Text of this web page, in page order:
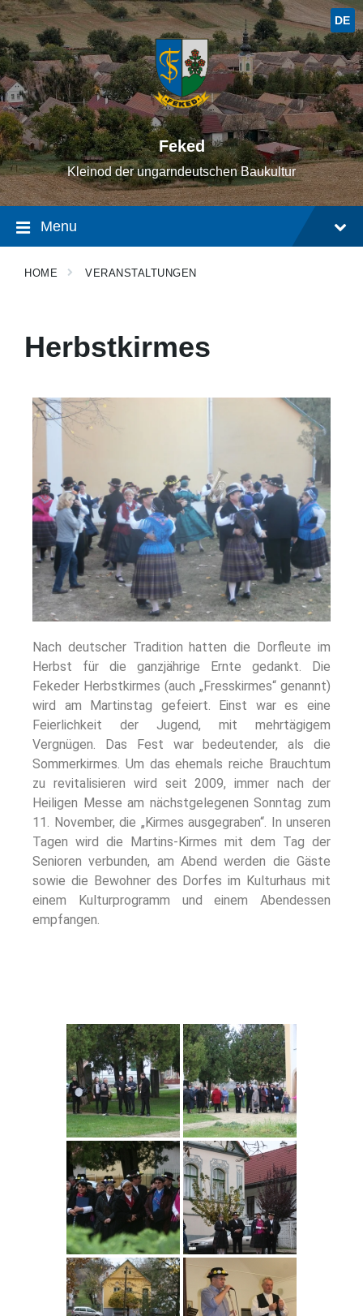
DE
Feked
Kleinod der ungarndeutschen Baukultur
Menu
HOME VERANSTALTUNGEN
Herbstkirmes
Nach deutscher Tradition hatten die Dorfleute im
Herbst für die ganzjährige Ernte gedankt. Die
Fekeder Herbstkirmes (auch „Fresskirmes“ genannt)
wird am Martinstag gefeiert. Einst war es eine
Feierlichkeit der Jugend, mit mehrtägigem
Vergnügen. Das Fest war bedeutender, als die
Sommerkirmes. Um das ehemals reiche Brauchtum
zu revitalisieren wird seit 2009, immer nach der
Heiligen Messe am nächstgelegenen Sonntag zum
11. November, die „Kirmes ausgegraben“. In unseren
Tagen wird die Martins-Kirmes mit dem Tag der
Senioren verbunden, am Abend werden die Gäste
sowie die Bewohner des Dorfes im Kulturhaus mit
einem Kulturprogramm und einem Abendessen
empfangen.